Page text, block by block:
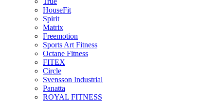
HouseFit
Spirit
Matrix
Freemotion
Sports Art Fitness
Octane Fitness
FITEX
Circle
Svensson Industrial
Panatta
ROYAL FITNESS